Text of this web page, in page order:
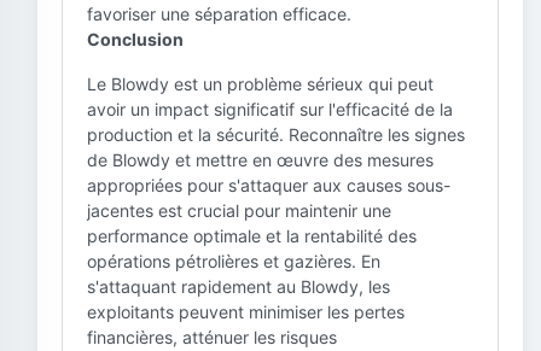
favoriser une séparation efficace.
Conclusion
Le Blowdy est un problème sérieux qui peut
avoir un impact significatif sur l'efficacité de la
production et la sécurité. Reconnaître les signes
de Blowdy et mettre en œuvre des mesures
appropriées pour s'attaquer aux causes sous-
jacentes est crucial pour maintenir une
performance optimale et la rentabilité des
opérations pétrolières et gazières. En
s'attaquant rapidement au Blowdy, les
exploitants peuvent minimiser les pertes
financières, atténuer les risques